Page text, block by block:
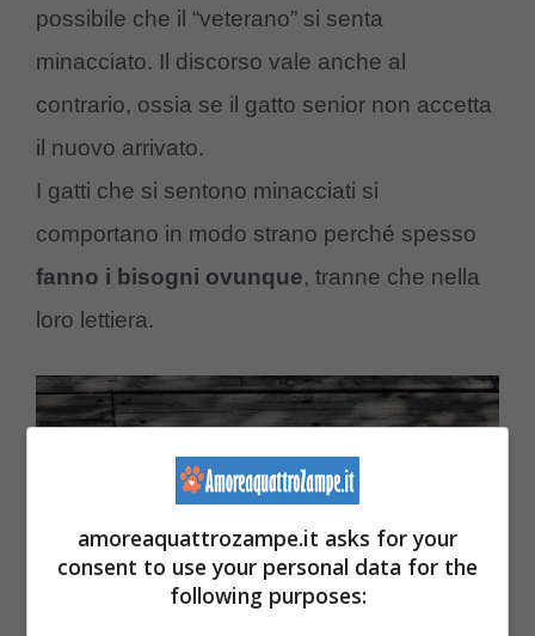
possibile che il “veterano” si senta
minacciato. Il discorso vale anche al
contrario, ossia se il gatto senior non accetta
il nuovo arrivato.
I gatti che si sentono minacciati si
comportano in modo strano perché spesso
fanno i bisogni ovunque, tranne che nella
loro lettiera.
amoreaquattrozampe.it asks for your
consent to use your personal data for the
following purposes: